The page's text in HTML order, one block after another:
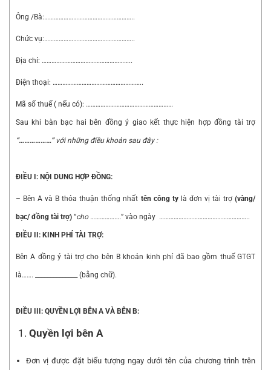
Ông /Bà:………………………………………………..
Chức vụ:………………………………………………..
Địa chỉ: ………………………………………………..
Điện thoại: ………………………………………………..
Mã số thuế ( nếu có): ………………………………………………
Sau khi bàn bạc hai bên đồng ý giao kết thực hiện hợp đồng tài trợ
“………………”với những điều khoản sau đây :
ĐIỀU I: NỘI DUNG HỢP ĐỒNG:
– Bên A và B thỏa thuận thống nhất tên công ty là đơn vị tài trợ(vàng/
bạc/ đồng tài trợ) “cho ………………. ” vào ngày ………………………………………………..
ĐIỀU II: KINH PHÍ TÀI TRỢ:
Bên A đồng ý tài trợ cho bên B khoản kinh phí đã bao gồm thuế GTGT
là……. ______________ (bằng chữ).
ĐIỀU III: QUYỀN LỢI BÊN A VÀ BÊN B:
Quyền lợi bên A
Đơn vị được đặt biểu tượng ngay dưới tên của chương trình trên